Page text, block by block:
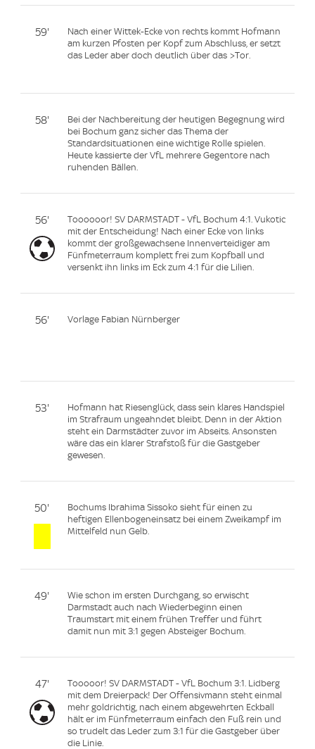
59'
Nach einer Wittek-Ecke von rechts kommt Hofmann
am kurzen Pfosten per Kopf zum Abschluss, er setzt
das Leder aber doch deutlich über das >Tor.
58'
Bei der Nachbereitung der heutigen Begegnung wird
bei Bochum ganz sicher das Thema der
Standardsituationen eine wichtige Rolle spielen.
Heute kassierte der VfL mehrere Gegentore nach
ruhenden Bällen.
56'
Toooooor! SV DARMSTADT - VfL Bochum 4:1. Vukotic
mit der Entscheidung! Nach einer Ecke von links
kommt der großgewachsene Innenverteidiger am
Fünfmeterraum komplett frei zum Kopfball und
versenkt ihn links im Eck zum 4:1 für die Lilien.
56' Vorlage Fabian Nürnberger
53'
Hofmann hat Riesenglück, dass sein klares Handspiel
im Strafraum ungeahndet bleibt. Denn in der Aktion
steht ein Darmstädter zuvor im Abseits. Ansonsten
wäre das ein klarer Strafstoß für die Gastgeber
gewesen.
50'
Bochums Ibrahima Sissoko sieht für einen zu
heftigen Ellenbogeneinsatz bei einem Zweikampf im
Mittelfeld nun Gelb.
49'
Wie schon im ersten Durchgang, so erwischt
Darmstadt auch nach Wiederbeginn einen
Traumstart mit einem frühen Treffer und führt
damit nun mit 3:1 gegen Absteiger Bochum.
47'
Tooooor! SV DARMSTADT - VfL Bochum 3:1. Lidberg
mit dem Dreierpack! Der Offensivmann steht einmal
mehr goldrichtig, nach einem abgewehrten Eckball
hält er im Fünfmeterraum einfach den Fuß rein und
so trudelt das Leder zum 3:1 für die Gastgeber über
die Linie.